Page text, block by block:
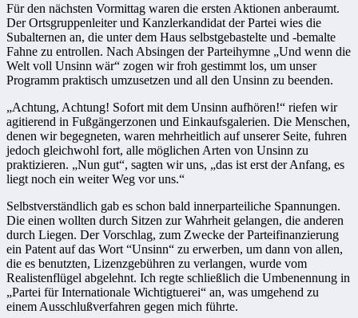
Für den nächsten Vormittag waren die ersten Aktionen anberaumt.
Der Ortsgruppenleiter und Kanzlerkandidat der Partei wies die
Subalternen an, die unter dem Haus selbstgebastelte und -bemalte
Fahne zu entrollen. Nach Absingen der Parteihymne „Und wenn die
Welt voll Unsinn wär“ zogen wir froh gestimmt los, um unser
Programm praktisch umzusetzen und all den Unsinn zu beenden.
„Achtung, Achtung! Sofort mit dem Unsinn aufhören!“ riefen wir
agitierend in Fußgängerzonen und Einkaufsgalerien. Die Menschen,
denen wir begegneten, waren mehrheitlich auf unserer Seite, fuhren
jedoch gleichwohl fort, alle möglichen Arten von Unsinn zu
praktizieren. „Nun gut“, sagten wir uns, „das ist erst der Anfang, es
liegt noch ein weiter Weg vor uns.“
Selbstverständlich gab es schon bald innerparteiliche Spannungen.
Die einen wollten durch Sitzen zur Wahrheit gelangen, die anderen
durch Liegen. Der Vorschlag, zum Zwecke der Parteifinanzierung
ein Patent auf das Wort “Unsinn“ zu erwerben, um dann von allen,
die es benutzten, Lizenzgebühren zu verlangen, wurde vom
Realistenflügel abgelehnt. Ich regte schließlich die Umbenennung in
„Partei für Internationale Wichtigtuerei“ an, was umgehend zu
einem Ausschlußverfahren gegen mich führte.